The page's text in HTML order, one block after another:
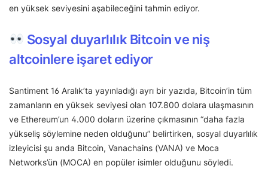
en yüksek seviyesini aşabileceğini tahmin ediyor.
Sosyal duyarlılık Bitcoin ve niş
altcoinlere işaret ediyor
Santiment 16 Aralık’ta yayınladığı ayrı bir yazıda, Bitcoin’in tüm
zamanların en yüksek seviyesi olan 107.800 dolara ulaşmasının
ve Ethereum’un 4.000 doların üzerine çıkmasının “daha fazla
yükseliş söylemine neden olduğunu” belirtirken, sosyal duyarlılık
izleyicisi şu anda Bitcoin, Vanachains (VANA) ve Moca
Networks’ün (MOCA) en popüler isimler olduğunu söyledi.